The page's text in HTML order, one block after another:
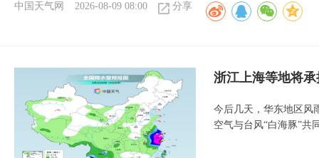
中国天气网 2026-08-09 08:00 分享
浙江上海等地将
今后几天，华东地区风
空气与台风“白海豚”共